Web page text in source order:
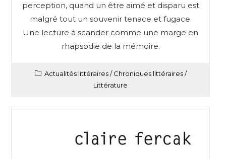
perception, quand un être aimé et disparu est
malgré tout un souvenir tenace et fugace.
Une lecture à scander comme une marge en
rhapsodie de la mémoire.
Actualités littéraires/Chroniques littéraires/
Littérature